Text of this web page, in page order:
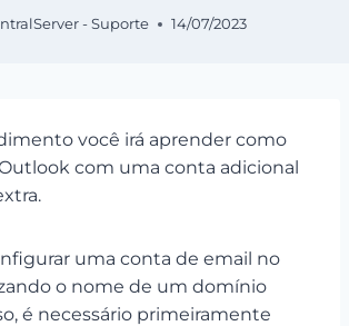
- Suporte 14/07/2023
você irá aprender como
com uma conta adicional
uma conta de email no
o nome de um domínio
é necessário primeiramente